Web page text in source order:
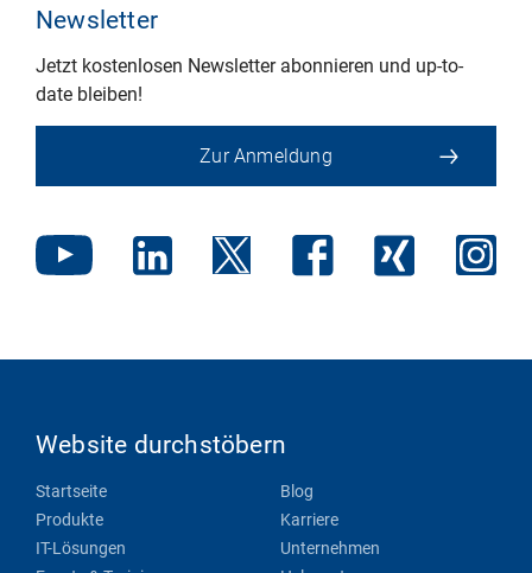
Newsletter
Jetzt kostenlosen Newsletter abonnieren und up-to-
date bleiben!
Zur Anmeldung
Website durchstöbern
Startseite
Produkte
IT-Lösungen
Blog
Karriere
Unternehmen